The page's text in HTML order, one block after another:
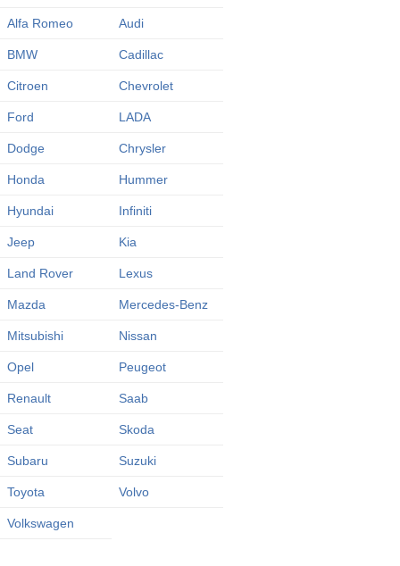
Alfa Romeo Audi
BMW Cadillac
Citroen Chevrolet
Ford LADA
Dodge Chrysler
Honda Hummer
Hyundai Infiniti
Jeep Kia
Land Rover Lexus
Mazda Mercedes-Benz
Mitsubishi Nissan
Opel Peugeot
Renault Saab
Seat Skoda
Subaru Suzuki
Toyota Volvo
Volkswagen